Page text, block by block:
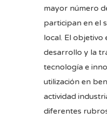
mayor número
participan en el
local. El objetivo
desarrollo y la
tecnología e
utilización en
actividad
diferentes